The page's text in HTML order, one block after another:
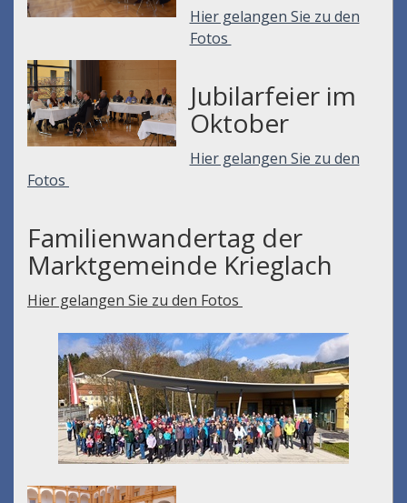
Hier gelangen Sie zu den
Fotos
Jubilarfeier im
Oktober
Hier gelangen Sie zu den
Fotos
Familienwandertag der
Marktgemeinde Krieglach
Hier gelangen Sie zu den Fotos